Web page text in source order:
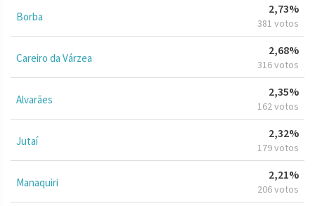
Borba
2,73%
381 votos
Careiro da Várzea
2,68%
316 votos
Alvarães
2,35%
162 votos
Jutaí
2,32%
179 votos
Manaquiri
2,21%
206 votos